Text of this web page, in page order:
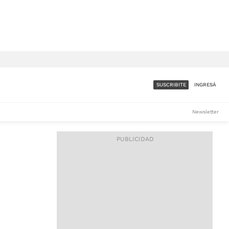
ACCESO FULL - $1.800/MES
SUSCRIBITE INGRESÁ
Newsletter